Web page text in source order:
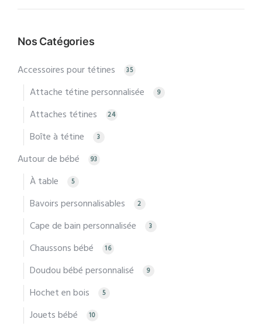
min
max
Nos Catégories
Accessoires pour tétines 35
Attache tétine personnalisée 9
Attaches tétines 24
Boîte à tétine 3
Autour de bébé 93
À table 5
Bavoirs personnalisables 2
Cape de bain personnalisée 3
Chaussons bébé 16
Doudou bébé personnalisé 9
Hochet en bois 5
Jouets bébé 10